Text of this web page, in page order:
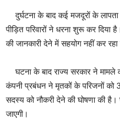
दुर्घटना के बाद कई मजदूरों के
पीड़ित परिवारों ने धरना शुरू कर दिया
की जानकारी देने में सहयोग नहीं कर रहा
घटना के बाद राज्य सरकार ने मामले
कंपनी प्रबंधन ने मृतकों के परिजनों
सदस्य को नौकरी देने की घोषणा की
जाएगी।